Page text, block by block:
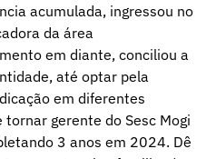
acumulada, ingressou no
da área
em diante, conciliou a
até optar pela
em diferentes
gerente do Sesc Mogi
3 anos em 2024. Dê